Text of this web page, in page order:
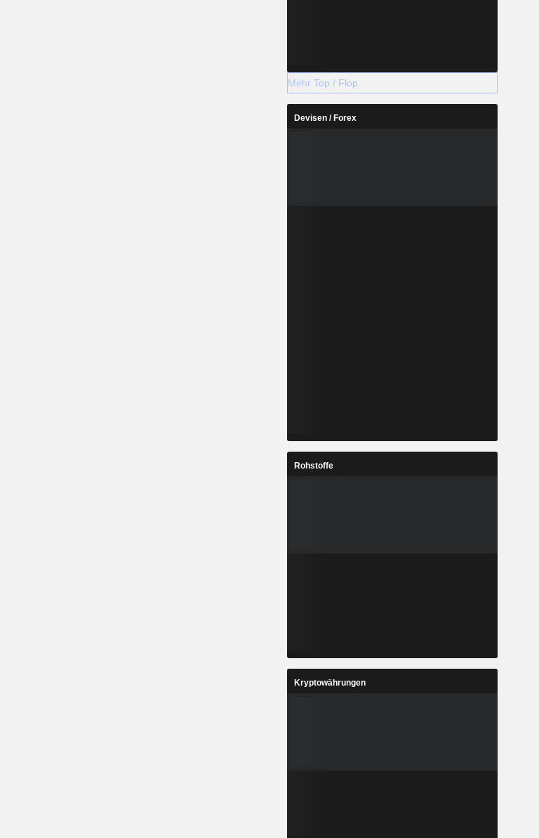
Mehr Top / Flop
Devisen / Forex
Rohstoffe
Kryptowährungen